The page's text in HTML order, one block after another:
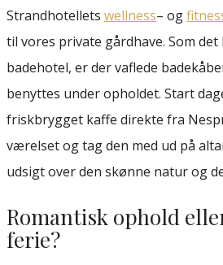
Strandhotellets wellness– og
til vores private gårdhave. Som
badehotel, er der vaflede
benyttes under opholdet. Start
friskbrygget kaffe direkte fra
værelset og tag den med ud på
udsigt over den skønne natur og
Romantisk ophold
ferie?